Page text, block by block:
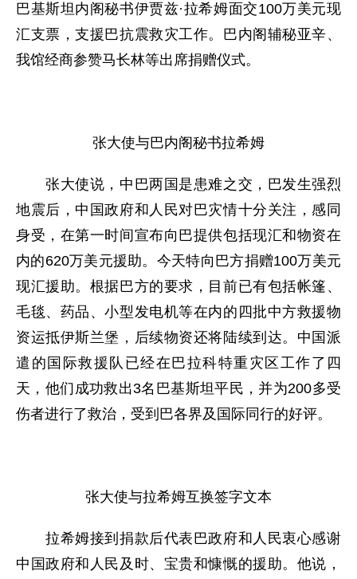
巴基斯坦内阁秘书伊贾兹·拉希姆面交100万美元现
汇支票，支援巴抗震救灾工作。巴内阁辅秘亚辛、
我馆经商参赞马长林等出席捐赠仪式。
张大使与巴内阁秘书拉希姆
张大使说，中巴两国是患难之交，巴发生强烈
地震后，中国政府和人民对巴灾情十分关注，感同
身受，在第一时间宣布向巴提供包括现汇和物资在
内的620万美元援助。今天特向巴方捐赠100万美元
现汇援助。根据巴方的要求，目前已有包括帐篷、
毛毯、药品、小型发电机等在内的四批中方救援物
资运抵伊斯兰堡，后续物资还将陆续到达。中国派
遣的国际救援队已经在巴拉科特重灾区工作了四
天，他们成功救出3名巴基斯坦平民，并为200多受
伤者进行了救治，受到巴各界及国际同行的好评。
张大使与拉希姆互换签字文本
拉希姆接到捐款后代表巴政府和人民衷心感谢
中国政府和人民及时、宝贵和慷慨的援助。他说，